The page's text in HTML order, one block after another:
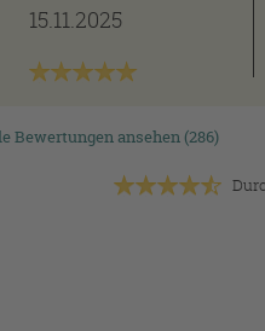
15.11.2025
Bewertungen ansehen (286)